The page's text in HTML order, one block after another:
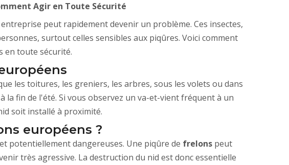
Agir en Toute Sécurité
peut rapidement devenir un problème. Ces insectes,
surtout celles sensibles aux piqûres. Voici comment
en toute sécurité.
les toitures, les greniers, les arbres, sous les volets ou dans
fin de l'été. Si vous observez un va-et-vient fréquent à un
soit installé à proximité.
européens ?
potentiellement dangereuses. Une piqûre de frelonspeut
très agressive. La destruction du nid est donc essentielle